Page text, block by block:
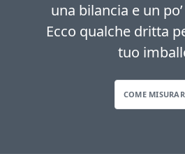
una bilancia e un
Ecco qualche dritta
tuo
COME